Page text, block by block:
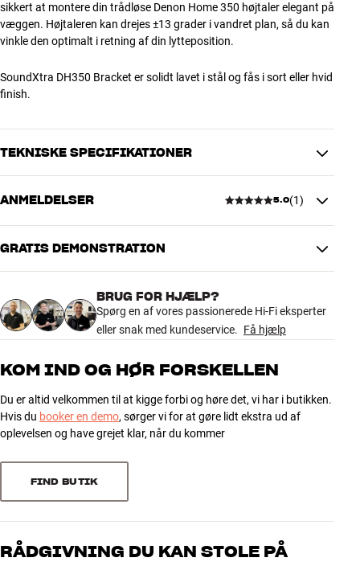
sikkert at montere din trådløse Denon Home 350 højtaler elegant på
væggen. Højtaleren kan drejes ±13 grader i vandret plan, så du kan
vinkle den optimalt i retning af din lytteposition.
SoundXtra DH350 Bracket er solidt lavet i stål og fås i sort eller hvid
finish.
TEKNISKE SPECIFIKATIONER
YDELSE
Vandret drejbar 26 °
DIMENSIONER OG DESIGN
Farve
Hvid
Vægt (kg)
1
Vægt emballage (kg)
1
dybde)
GENERELLE EGENSKABER
Vægbeslag til Denon Home 350 trådløs højtaler
Mål: 9,5 x 12,8 x 19,0 cm (BxHxD)
Vægt: 0,8 kg
Materiale: Stål
Farve: Sort eller hvid
ANMELDELSER 5.0(1)
5.0
1 anmeldelse
3 0
2
Sorter efter
GRATIS DEMONSTRATION
BRUG FOR HJÆLP?
Spørg en af vores passionerede Hi-Fi eksperter
eller snak med kundeservice. Få hjælp
KOM IND OG HØR FORSKELLEN
Du er altid velkommen til at kigge forbi og høre det, vi har i butikken.
Hvis du booker en demo, sørger vi for at gøre lidt ekstra ud af
oplevelsen og have grejet klar, når du kommer
FIND BUTIK
RÅDGIVNING DU KAN STOLE PÅ